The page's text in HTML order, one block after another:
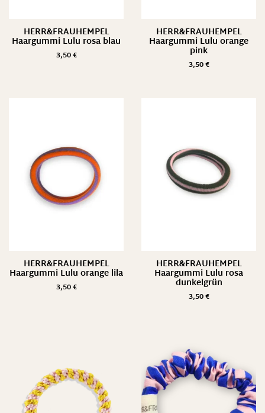
HERR&FRAUHEMPEL
Haargummi Lulu rosa blau
3,50€
HERR&FRAUHEMPEL
Haargummi Lulu orange
pink
3,50€
HERR&FRAUHEMPEL
Haargummi Lulu orange lila
3,50€
HERR&FRAUHEMPEL
Haargummi Lulu rosa
dunkelgrün
3,50€